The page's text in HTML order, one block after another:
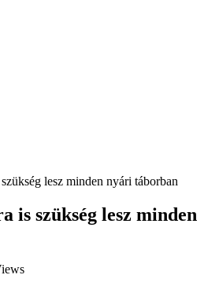
lesz minden nyári táborban
is szükség lesz minden